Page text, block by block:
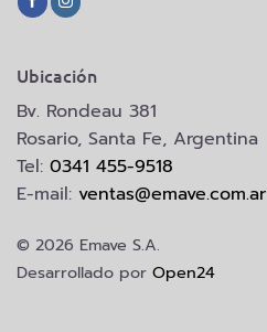
Ubicación
Bv. Rondeau 381
Rosario, Santa Fe, Argentina
Tel: 0341 455-9518
E-mail: ventas@emave.com.ar
© 2026 Emave S.A.
Desarrollado por Open24